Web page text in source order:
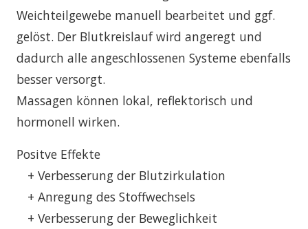
Weichteilgewebe manuell bearbeitet und ggf.
gelöst. Der Blutkreislauf wird angeregt und
dadurch alle angeschlossenen Systeme ebenfalls
besser versorgt.
Massagen können lokal, reflektorisch und
hormonell wirken.
Positve Effekte
+ Verbesserung der Blutzirkulation
+ Anregung des Stoffwechsels
+ Verbesserung der Beweglichkeit